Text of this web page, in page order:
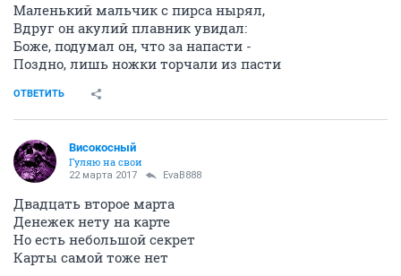
Маленький мальчик с пирса нырял,
Вдруг он акулий плавник увидал:
Боже, подумал он, что за напасти -
Поздно, лишь ножки торчали из пасти
ОТВЕТИТЬ
Високосный
Гуляю на свои
22 марта 2017 EvaB888
Двадцать второе марта
Денежек нету на карте
Но есть небольшой секрет
Карты самой тоже нет